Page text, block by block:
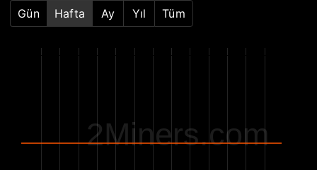
Gün Hafta Ay Yıl Tüm
2Miners.com